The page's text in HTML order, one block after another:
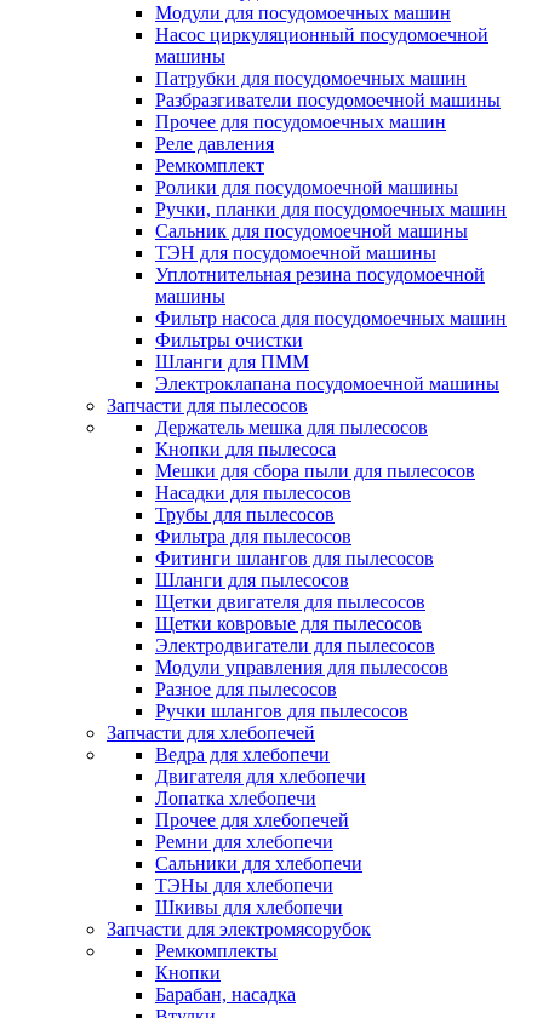
Модули для посудомоечных машин
Насос циркуляционный посудомоечной
машины
Патрубки для посудомоечных машин
Разбразгиватели посудомоечной машины
Прочее для посудомоечных машин
Реле давления
Ремкомплект
Ролики для посудомоечной машины
Ручки, планки для посудомоечных машин
Сальник для посудомоечной машины
ТЭН для посудомоечной машины
Уплотнительная резина посудомоечной
машины
Фильтр насоса для посудомоечных машин
Фильтры очистки
Шланги для ПММ
Электроклапана посудомоечной машины
Запчасти для пылесосов
Держатель мешка для пылесосов
Кнопки для пылесоса
Мешки для сбора пыли для пылесосов
Насадки для пылесосов
Трубы для пылесосов
Фильтра для пылесосов
Фитинги шлангов для пылесосов
Шланги для пылесосов
Щетки двигателя для пылесосов
Щетки ковровые для пылесосов
Электродвигатели для пылесосов
Модули управления для пылесосов
Разное для пылесосов
Ручки шлангов для пылесосов
Запчасти для хлебопечей
Ведра для хлебопечи
Двигателя для хлебопечи
Лопатка хлебопечи
Прочее для хлебопечей
Ремни для хлебопечи
Сальники для хлебопечи
ТЭНы для хлебопечи
Шкивы для хлебопечи
Запчасти для электромясорубок
Ремкомплекты
Кнопки
Барабан, насадка